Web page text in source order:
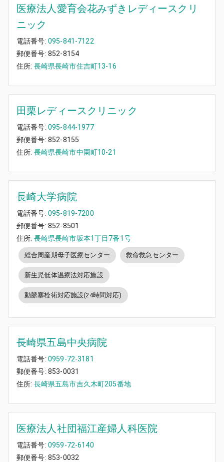
医療法人愛育会花みずきレディースクリ
ニック
電話番号: 095-841-7122
郵便番号: 852-8154
住所: 長崎県長崎市住吉町13-16
田栗レディースクリニック
電話番号: 095-844-1977
郵便番号: 852-8155
住所: 長崎県長崎市中園町10-21
長崎大学病院
電話番号: 095-819-7200
郵便番号: 852-8501
住所: 長崎県長崎市坂本1丁目7番1号
総合周産期母子医療センター 救命救急センター
新生児低体温療法対応施設
動脈塞栓術対応施設(24時間対応)
長崎県五島中央病院
電話番号: 0959-72-3181
郵便番号: 853-0031
住所: 長崎県五島市吉久木町205番地
医療法人社団福江産婦人科医院
電話番号: 0959-72-6140
郵便番号: 853-0032